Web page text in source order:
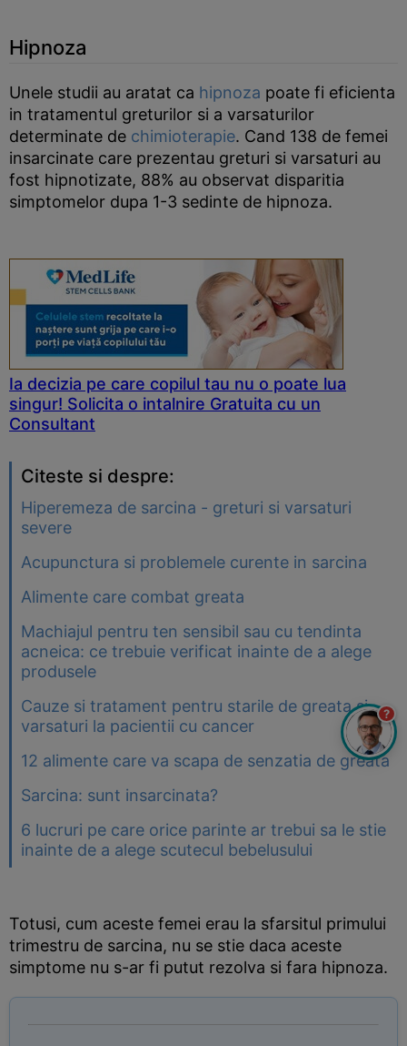
Hipnoza
Unele studii au aratat ca hipnoza poate fi eficienta
in tratamentul greturilor si a varsaturilor
determinate de chimioterapie. Cand 138 de femei
insarcinate care prezentau greturi si varsaturi au
fost hipnotizate, 88% au observat disparitia
simptomelor dupa 1-3 sedinte de hipnoza.
Ia decizia pe care copilul tau nu o poate lua
singur! Solicita o intalnire Gratuita cu un
Consultant
Citeste si despre:
Hiperemeza de sarcina - greturi si varsaturi
severe
Acupunctura si problemele curente in sarcina
Alimente care combat greata
Machiajul pentru ten sensibil sau cu tendinta
acneica: ce trebuie verificat inainte de a alege
produsele
Cauze si tratament pentru starile de greata si
varsaturi la pacientii cu cancer
12 alimente care va scapa de senzatia de greata
Sarcina: sunt insarcinata?
6 lucruri pe care orice parinte ar trebui sa le stie
inainte de a alege scutecul bebelusului
Totusi, cum aceste femei erau la sfarsitul primului
trimestru de sarcina, nu se stie daca aceste
simptome nu s-ar fi putut rezolva si fara hipnoza.
?